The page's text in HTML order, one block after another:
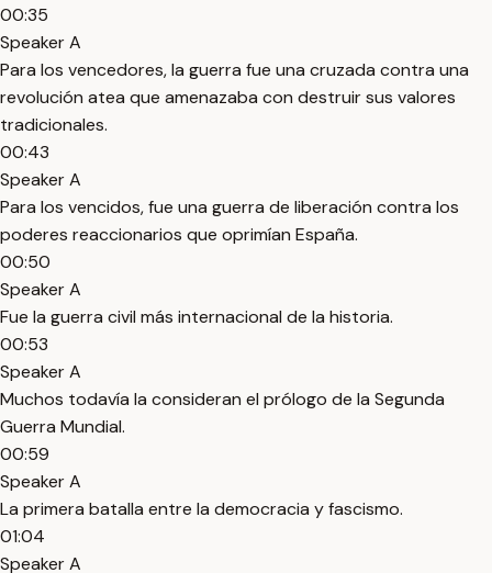
00:35
Speaker A
Para los vencedores, la guerra fue una cruzada contra una
revolución atea que amenazaba con destruir sus valores
tradicionales.
00:43
Speaker A
Para los vencidos, fue una guerra de liberación contra los
poderes reaccionarios que oprimían España.
00:50
Speaker A
Fue la guerra civil más internacional de la historia.
00:53
Speaker A
Muchos todavía la consideran el prólogo de la Segunda
Guerra Mundial.
00:59
Speaker A
La primera batalla entre la democracia y fascismo.
01:04
Speaker A